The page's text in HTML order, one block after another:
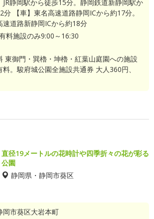
JR静岡駅から徒歩15分。静岡鉄道新静岡駅か
分 【車】東名高速道路静岡ICから約17分。
速道路新静岡ICから約18分
料施設のみ9:00～16:30
東御門・巽櫓・坤櫓・紅葉山庭園への施設
料。駿府城公園全施設共通券 大人360円、
直径19メートルの花時計や四季折々の花が彩る
公園
静岡県・静岡市葵区
岡市葵区大岩本町